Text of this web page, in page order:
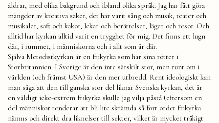
åldrar, med olika bakgrund och ibland olika språk. Jag har fått göra
mängder av kreativa saker, det har varit sång och musik, teater och
musikaler, saft och kakor, lekar och berättelser, läger och resor. Och
alltid har kyrkan alltid varit en trygghet för mig. Det finns ett lugn
där, i rummet, i människorna och i allt som är där.
Själva Metodistkyrkan är en frikyrka som har sina rötter i
Storbritannien. I Sverige är den inte särskilt stor, men runt om i
världen (och främst USA) är den mer utbredd. Rent ideologiskt kan
man säga att den till ganska stor del liknar Svenska kyrkan, det är
en väldigt icke-extrem frikyrka skulle jag vilja påstå (eftersom en
del människor tenderar att bli lite skrämda så fort ordet frikyrka
nämns och direkt dra liknelser till sekter, vilket är mycket tråkigt